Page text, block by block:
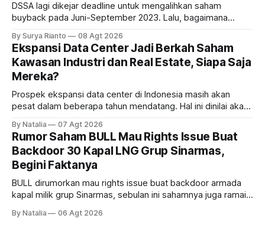
DSSA lagi dikejar deadline untuk mengalihkan saham
buyback pada Juni-September 2023. Lalu, bagaimana
By Surya Rianto 08 Agt 2026
Ekspansi Data Center Jadi Berkah Saham
Kawasan Industri dan Real Estate, Siapa Saja
Mereka?
Prospek ekspansi data center di Indonesia masih akan
pesat dalam beberapa tahun mendatang. Hal ini dinilai akan
estate, ada siapa saja mereka?
By Natalia 07 Agt 2026
Rumor Saham BULL Mau Rights Issue Buat
Backdoor 30 Kapal LNG Grup Sinarmas,
Begini Faktanya
BULL dirumorkan mau rights issue buat backdoor armada
kapal milik grup Sinarmas, sebulan ini sahamnya juga ramai
masih menarik dilirik?
By Natalia 06 Agt 2026